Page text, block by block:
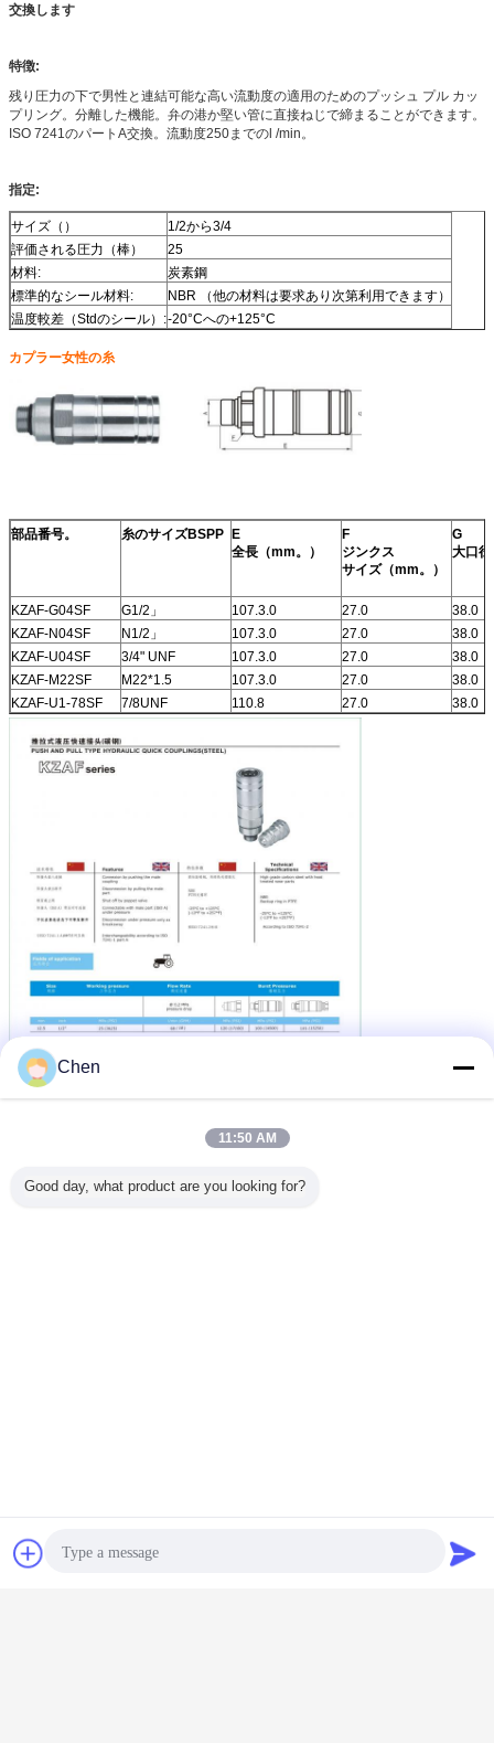
交換します
特徴:
残り圧力の下で男性と連結可能な高い流動度の適用のためのプッシュ プル カッ
プリング。分離した機能。弁の港か堅い管に直接ねじで締まることができます。
ISO 7241のパートA交換。流動度250までのl /min。
指定:
サイズ（）
1/2から3/4
評価される圧力（棒）
25
材料:
炭素鋼
標準的なシール材料:
NBR （他の材料は要求あり次第利用できます）
温度較差（Stdのシール）:-20°Cへの+125°C
カプラー女性の糸
部品番号。 糸のサイズBSPP E
全長（mm。）
F
ジンクス
サイズ（mm。）
G
大口
KZAF-G04SF G1/2」 107.3.0 27.0
38.0
KZAF-N04SF
N1/2」 107.3.0 27.0
38.0
KZAF-U04SF
3/4" UNF 107.3.0 27.0
38.0
KZAF-M22SF
M22*1.5 107.3.0 27.0
38.0
KZAF-U1-78SF
7/8UNF 110.8 27.0 38.0
多く プッシュ プル カップリング
チャット
Chen
11:50 AM
Good day, what product are you looking for?